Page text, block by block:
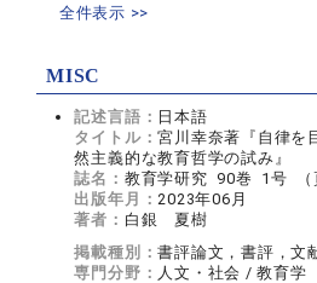
全件表示 >>
MISC
記述言語： 日本語
タイトル：宮川幸奈著『自律を
然主義的な教育哲学の試み』
誌名： 教育学研究 90巻 1号 （
出版年月：2023年06月
著者： 白銀 夏樹
掲載種別：書評論文，書評，文
専門分野： 人文・社会 / 教育学